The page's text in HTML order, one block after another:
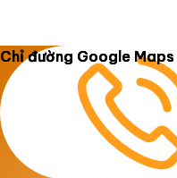
Copyright